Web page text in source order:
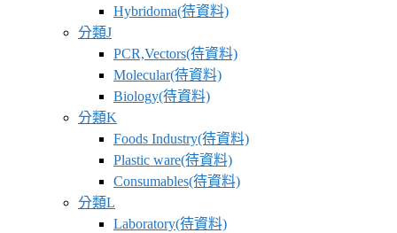
Hybridoma(待資料)
分類J
PCR,Vectors(待資料)
Molecular(待資料)
Biology(待資料)
分類K
Foods Industry(待資料)
Plastic ware(待資料)
Consumables(待資料)
分類L
Laboratory(待資料)